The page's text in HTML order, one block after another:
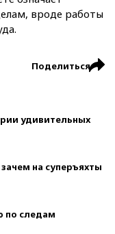
вроде работы
Поделиться
удивительных
на суперъяхты
по следам